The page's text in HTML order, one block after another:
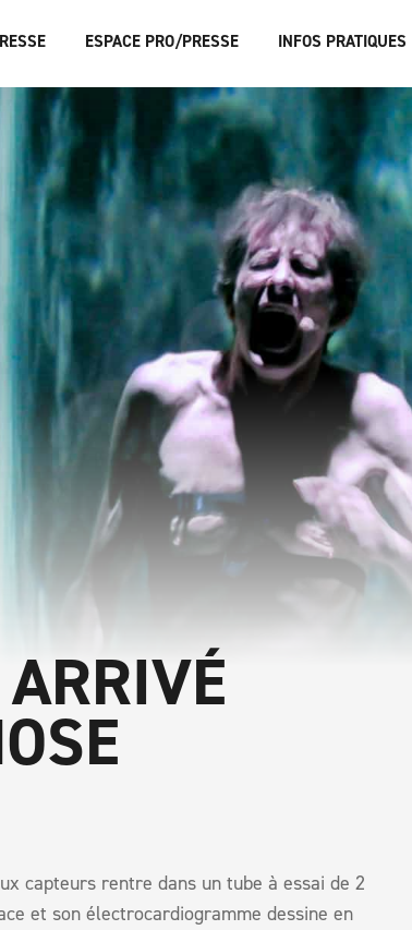
ESPACE PRO/PRESSE INFOS PRATIQUES
capteurs rentre dans un tube à essai de 2
et son électrocardiogramme dessine en